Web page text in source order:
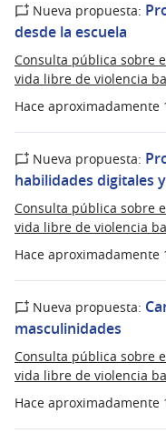
Hace aproximadamente
Nueva propuesta:
desde la escuela
Consulta pública sobre
vida libre de violencia
Hace aproximadamente
Nueva propuesta:
habilidades digitales
Consulta pública sobre
vida libre de violencia
Hace aproximadamente
Nueva propuesta:
masculinidades
Consulta pública sobre
vida libre de violencia